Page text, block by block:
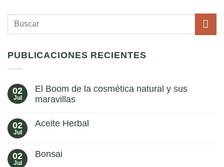
PUBLICACIONES RECIENTES
02
Jul
El Boom de la cosmética natural y sus
maravillas
comentarios
de
la
02
Jul
Aceite Herbal
en
02
Jul
Bonsai